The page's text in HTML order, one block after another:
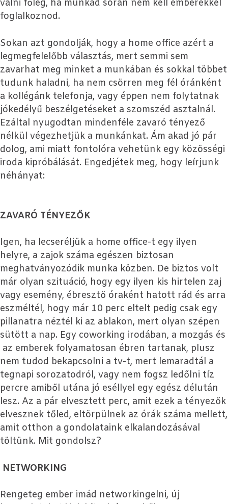
válni főleg, ha munkád során nem kell emberekkel
foglalkoznod.
Sokan azt gondolják, hogy a home office azért a
legmegfelelőbb választás, mert semmi sem
zavarhat meg minket a munkában és sokkal többet
tudunk haladni, ha nem csörren meg fél óránként
a kollégánk telefonja, vagy éppen nem folytatnak
jókedélyű beszélgetéseket a szomszéd asztalnál.
Ezáltal nyugodtan mindenféle zavaró tényező
nélkül végezhetjük a munkánkat. Ám akad jó pár
dolog, ami miatt fontolóra vehetünk egy közösségi
iroda kipróbálását. Engedjétek meg, hogy leírjunk
néhányat:
ZAVARÓ TÉNYEZŐK
Igen, ha lecseréljük a home office-t egy ilyen
helyre, a zajok száma egészen biztosan
meghatványozódik munka közben. De biztos volt
már olyan szituáció, hogy egy ilyen kis hirtelen zaj
vagy esemény, ébresztő óraként hatott rád és arra
eszméltél, hogy már 10 perc eltelt pedig csak egy
pillanatra néztél ki az ablakon, mert olyan szépen
sütött a nap. Egy coworking irodában, a mozgás és
az emberek folyamatosan ébren tartanak, plusz
nem tudod bekapcsolni a tv-t, mert lemaradtál a
tegnapi sorozatodról, vagy nem fogsz ledőlni tíz
percre amiből utána jó eséllyel egy egész délután
lesz. Az a pár elvesztett perc, amit ezek a tényezők
elvesznek tőled, eltörpülnek az órák száma mellett,
amit otthon a gondolataink elkalandozásával
töltünk. Mit gondolsz?
NETWORKING
Rengeteg ember imád networkingelni, új